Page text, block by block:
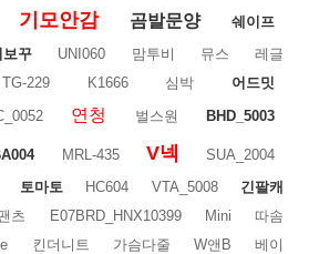
기모안감 곰발문양
쉐이프
보꾸 UNI060 맘투비 뮤스
레글
TG-229 K1666 심박
어드밋
연청 벌스원 BHD_5003
MRL-435 V넥
SUA_2004
토마토 HC604 VTA_5008
긴팔캐
츠 E07BRD_HNX10399 Mini
따솜
킨더니트 가슴다줄 W앤B
베이